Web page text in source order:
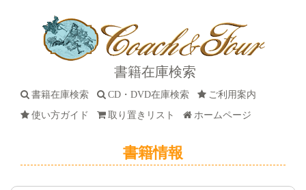
書籍在庫検索
書籍在庫検索 CD・DVD在庫検索
ご利用案内
使い方ガイド
取り置きリスト ホームページ
書籍情報